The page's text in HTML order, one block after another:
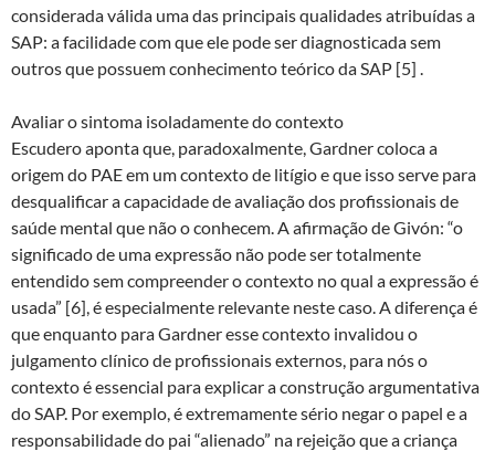
considerada válida uma das principais qualidades atribuídas a
SAP: a facilidade com que ele pode ser diagnosticada sem
outros que possuem conhecimento teórico da SAP [5] .
Avaliar o sintoma isoladamente do contexto
Escudero aponta que, paradoxalmente, Gardner coloca a
origem do PAE em um contexto de litígio e que isso serve para
desqualificar a capacidade de avaliação dos profissionais de
saúde mental que não o conhecem. A afirmação de Givón: “o
significado de uma expressão não pode ser totalmente
entendido sem compreender o contexto no qual a expressão é
usada” [6], é especialmente relevante neste caso. A diferença é
que enquanto para Gardner esse contexto invalidou o
julgamento clínico de profissionais externos, para nós o
contexto é essencial para explicar a construção argumentativa
do SAP. Por exemplo, é extremamente sério negar o papel e a
responsabilidade do pai “alienado” na rejeição que a criança